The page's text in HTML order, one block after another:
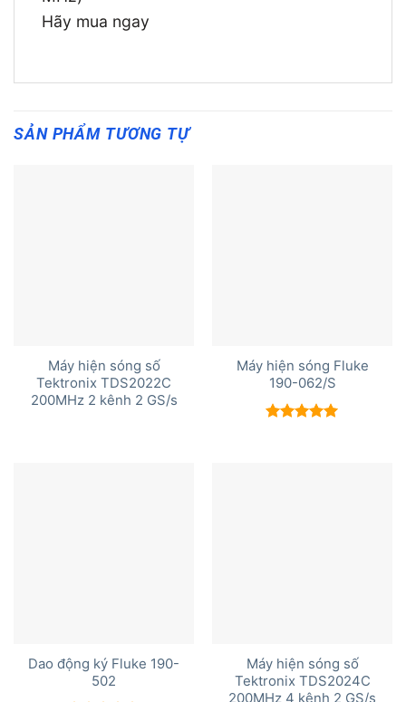
Hãy mua ngay
SẢN PHẨM TƯƠNG TỰ
Máy hiện sóng số
Tektronix TDS2022C
200MHz 2 kênh 2 GS/s
Máy hiện sóng Fluke
190-062/S
Dao động ký Fluke 190-
502
Máy hiện sóng số
Tektronix TDS2024C
200MHz 4 kênh 2 GS/s